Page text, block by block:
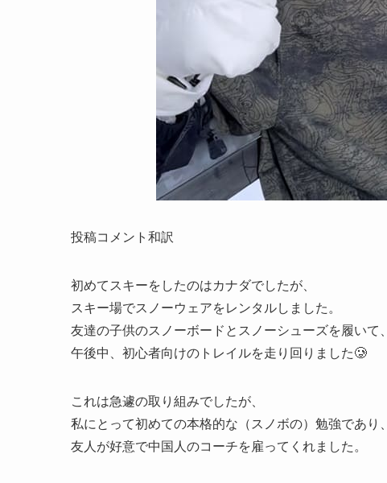
投稿コメント和訳
初めてスキーをしたのはカナダでしたが、
スキー場でスノーウェアをレンタルしました。
友達の子供のスノーボードとスノーシューズを履いて、
午後中、初心者向けのトレイルを走り回りました🥲
これは急遽の取り組みでしたが、
私にとって初めての本格的な（スノボの）勉強であり、
友人が好意で中国人のコーチを雇ってくれました。